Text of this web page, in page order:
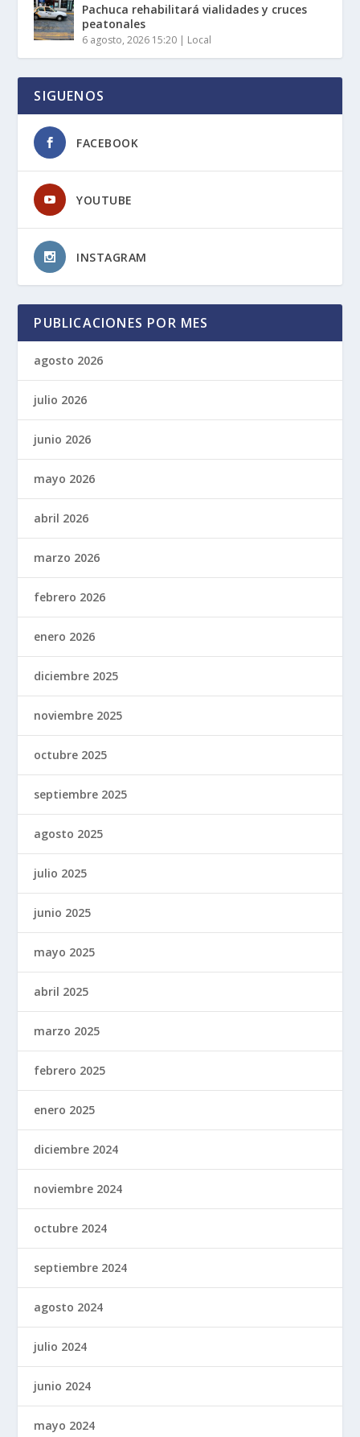
Pachuca rehabilitará vialidades y cruces
peatonales
6 agosto, 2026 15:20 | Local
SIGUENOS
FACEBOOK
YOUTUBE
INSTAGRAM
PUBLICACIONES POR MES
agosto 2026
julio 2026
junio 2026
mayo 2026
abril 2026
marzo 2026
febrero 2026
enero 2026
diciembre 2025
noviembre 2025
octubre 2025
septiembre 2025
agosto 2025
julio 2025
junio 2025
mayo 2025
abril 2025
marzo 2025
febrero 2025
enero 2025
diciembre 2024
noviembre 2024
octubre 2024
septiembre 2024
agosto 2024
julio 2024
junio 2024
mayo 2024